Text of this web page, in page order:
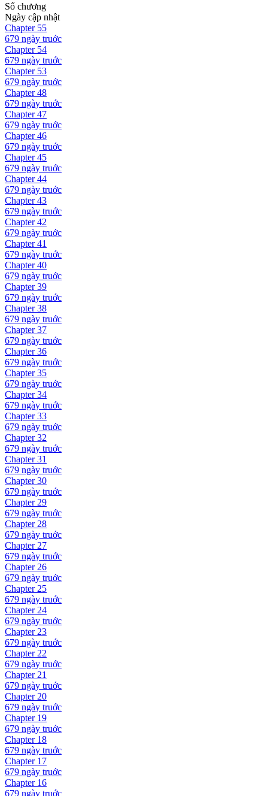
Số chương
Ngày cập nhật
Chapter 55
679 ngày truớc
Chapter 54
679 ngày truớc
Chapter 53
679 ngày truớc
Chapter48
679 ngày truớc
Chapter47
679 ngày truớc
Chapter46
679 ngày truớc
Chapter45
679 ngày truớc
Chapter44
679 ngày truớc
Chapter43
679 ngày truớc
Chapter42
679 ngày truớc
Chapter41
679 ngày truớc
Chapter40
679 ngày truớc
Chapter39
679 ngày truớc
Chapter38
679 ngày truớc
Chapter37
679 ngày truớc
Chapter36
679 ngày truớc
Chapter35
679 ngày truớc
Chapter34
679 ngày truớc
Chapter33
679 ngày truớc
Chapter32
679 ngày truớc
Chapter31
679 ngày truớc
Chapter30
679 ngày truớc
Chapter 29
679 ngày truớc
Chapter 28
679 ngày truớc
Chapter 27
679 ngày truớc
Chapter 26
679 ngày truớc
Chapter 25
679 ngày truớc
Chapter 24
679 ngày truớc
Chapter 23
679 ngày truớc
Chapter 22
679 ngày truớc
Chapter 21
679 ngày truớc
Chapter 20
679 ngày truớc
Chapter 19
679 ngày truớc
Chapter 18
679 ngày truớc
Chapter 17
679 ngày truớc
Chapter 16
679 ngày truớc